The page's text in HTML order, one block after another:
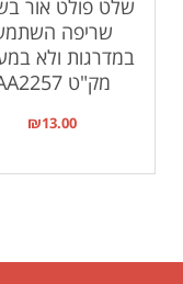
שלט פולט אור
שריפה
במדרגות ולא
מק"ט AA2257
₪13.00